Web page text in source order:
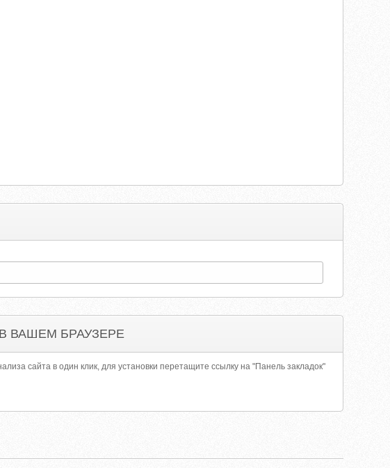
ВАШЕМ БРАУЗЕРЕ
сайта в один клик, для установки перетащите ссылку на "Панель закладок"